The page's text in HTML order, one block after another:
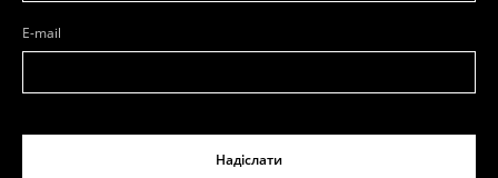
E-mail
Надіслати